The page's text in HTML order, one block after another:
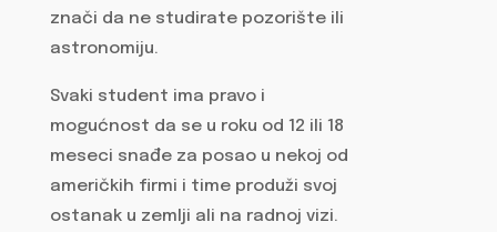
znači da ne studirate pozorište ili
astronomiju.
Svaki student ima pravo i
mogućnost da se u roku od 12 ili 18
meseci snađe za posao u nekoj od
američkih firmi i time produži svoj
ostanak u zemlji ali na radnoj vizi.